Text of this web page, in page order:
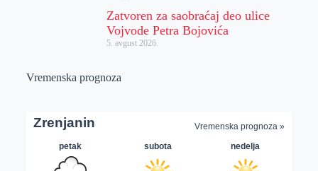
Zatvoren za saobraćaj deo ulice
Vojvode Petra Bojovića
5. avgust 2026.
Vremenska prognoza